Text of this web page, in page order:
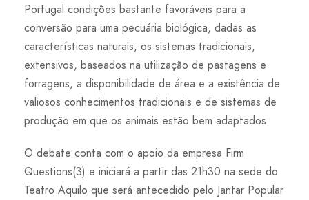
Portugal condições bastante favoráveis para a
conversão para uma pecuária biológica, dadas as
características naturais, os sistemas tradicionais,
extensivos, baseados na utilização de pastagens e
forragens, a disponibilidade de área e a existência de
valiosos conhecimentos tradicionais e de sistemas de
produção em que os animais estão bem adaptados.
O debate conta com o apoio da empresa Firm
Questions(3) e iniciará a partir das 21h30 na sede do
Teatro Aquilo que será antecedido pelo Jantar Popular